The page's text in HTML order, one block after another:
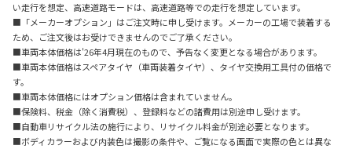
い走行を想定、高速道路モードは、高速道路等での走行を想定しています。
■「メーカーオプション」はご注文時に申し受けます。メーカーの工場で装着する
ため、ご注文後はお受けできませんのでご了承ください。
■車両本体価格は'26年4月現在のもので、予告なく変更となる場合があります。
■車両本体価格はスペアタイヤ（車両装着タイヤ）、タイヤ交換用工具付の価格で
す。
■車両本体価格にはオプション価格は含まれていません。
■保険料、税金（除く消費税）、登録料などの諸費用は別途申し受けます。
■自動車リサイクル法の施行により、リサイクル料金が別途必要となります。
■ボディカラーおよび内装色は撮影の条件や、ご覧になる画面で実際の色とは異な